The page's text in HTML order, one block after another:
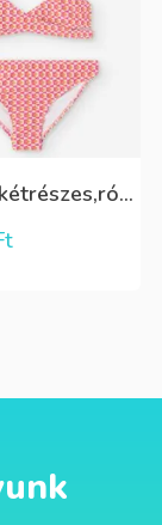
Losan,kétrészes,rózsaszín,sárga,krém színű fürdőruha